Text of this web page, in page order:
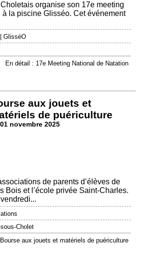
organise son 17e meeting
la piscine Glisséo. Cet événement
|GlisséO
En détail : 17e Meeting National de Natation
aux jouets et
de puériculture
novembre 2025
de parents d’élèves de
Bois et l’école privée Saint-Charles.
Cholet
aux jouets et matériels de puériculture